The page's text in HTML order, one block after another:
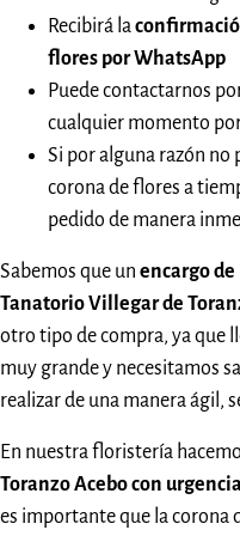
Recibirá la
flores por WhatsApp
Puede contactarnos
cualquier momento
Si por alguna razón no
corona de flores a
pedido de manera
Sabemos que un encargo
Tanatorio Villegar de
otro tipo de compra, ya que
muy grande y necesitamos
realizar de una manera ágil,
En nuestra floristería
Toranzo Acebo con
es importante que la corona